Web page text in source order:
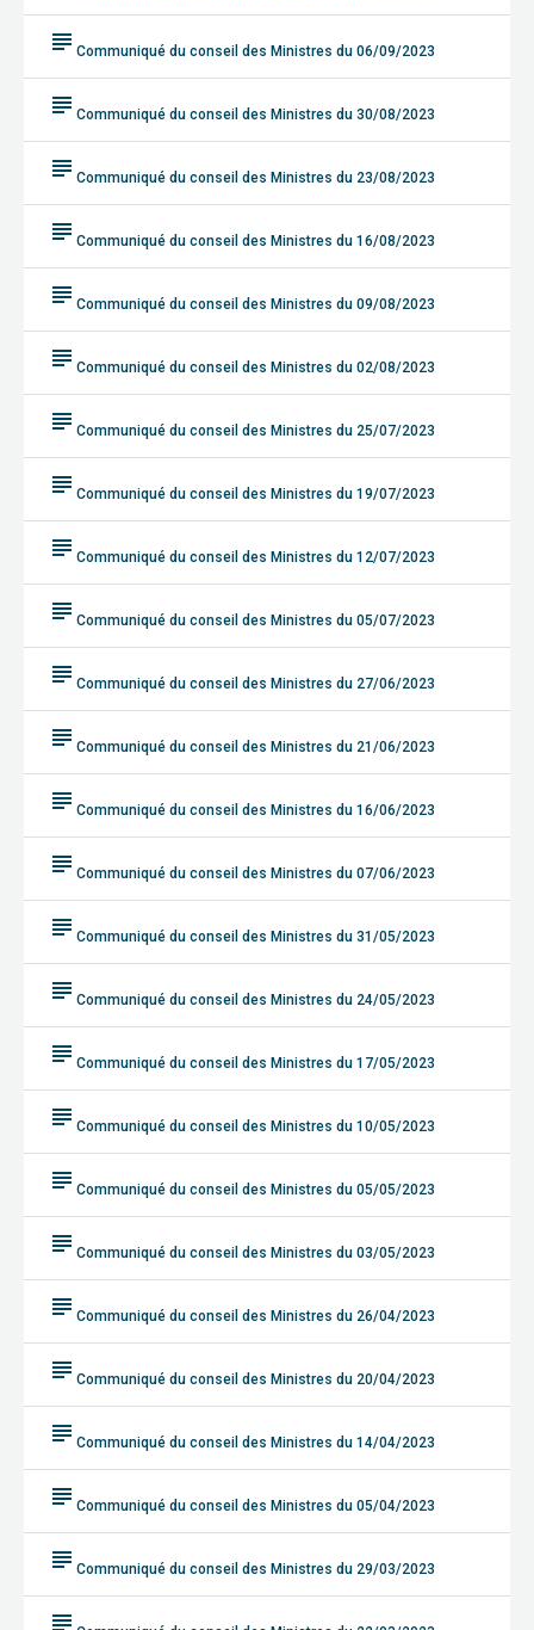
subject Communiqué du conseil des Ministres du 06/09/2023
subject Communiqué du conseil des Ministres du 30/08/2023
subject Communiqué du conseil des Ministres du 23/08/2023
subject Communiqué du conseil des Ministres du 16/08/2023
subject Communiqué du conseil des Ministres du 09/08/2023
subject Communiqué du conseil des Ministres du 02/08/2023
subject Communiqué du conseil des Ministres du 25/07/2023
subject Communiqué du conseil des Ministres du 19/07/2023
subject Communiqué du conseil des Ministres du 12/07/2023
subject Communiqué du conseil des Ministres du 05/07/2023
subject Communiqué du conseil des Ministres du 27/06/2023
subject Communiqué du conseil des Ministres du 21/06/2023
subject Communiqué du conseil des Ministres du 16/06/2023
subject Communiqué du conseil des Ministres du 07/06/2023
subject Communiqué du conseil des Ministres du 31/05/2023
subject Communiqué du conseil des Ministres du 24/05/2023
subject Communiqué du conseil des Ministres du 17/05/2023
subject Communiqué du conseil des Ministres du 10/05/2023
subject Communiqué du conseil des Ministres du 05/05/2023
subject Communiqué du conseil des Ministres du 03/05/2023
subject Communiqué du conseil des Ministres du 26/04/2023
subject Communiqué du conseil des Ministres du 20/04/2023
subject Communiqué du conseil des Ministres du 14/04/2023
subject Communiqué du conseil des Ministres du 05/04/2023
subject Communiqué du conseil des Ministres du 29/03/2023
subject